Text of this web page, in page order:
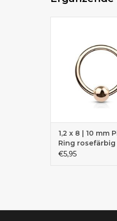
1,2 x 8 | 10 mm
Ring rosefärbig
€5,95